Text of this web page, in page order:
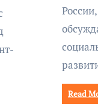
Read